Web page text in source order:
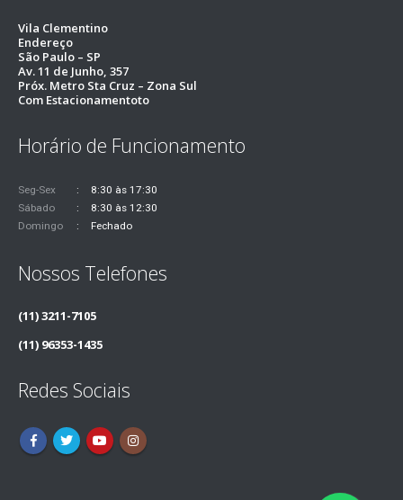
Vila Clementino
Endereço
São Paulo – SP
Av. 11 de Junho, 357
Próx. Metro Sta Cruz – Zona Sul
Com Estacionamentoto
Horário de Funcionamento
Seg-Sex
8:30 às 17:30
Sábado
8:30 às 12:30
Domingo
Fechado
Nossos Telefones
(11) 3211-7105
(11) 96353-1435
Redes Sociais